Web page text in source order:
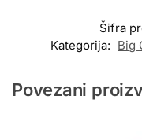
Šifra
Kategorija: Big
Povezani